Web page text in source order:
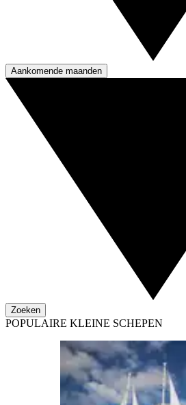
Aankomende maanden
Zoeken
POPULAIRE KLEINE SCHEPEN